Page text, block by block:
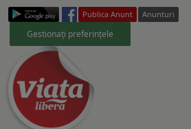
Publica Anunt Anunturi
Gestionați preferințele